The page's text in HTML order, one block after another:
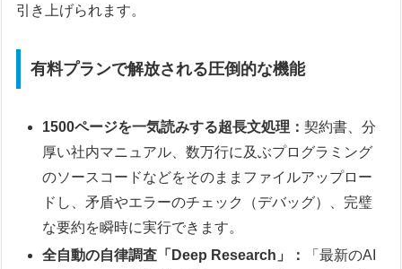
引き上げられます。
有料プランで解放される圧倒的な機能
1500ページを一気読みする超長文処理：契約書、分
厚い社内マニュアル、数万行に及ぶプログラミング
のソースコードなどをそのままファイルアップロー
ドし、矛盾やエラーのチェック（デバッグ）、完璧
な要約を瞬時に実行できます。
全自動の自律調査「Deep Research」：
「最新のAI